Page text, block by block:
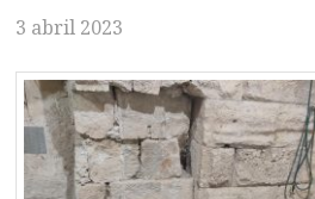
3 abril 2023